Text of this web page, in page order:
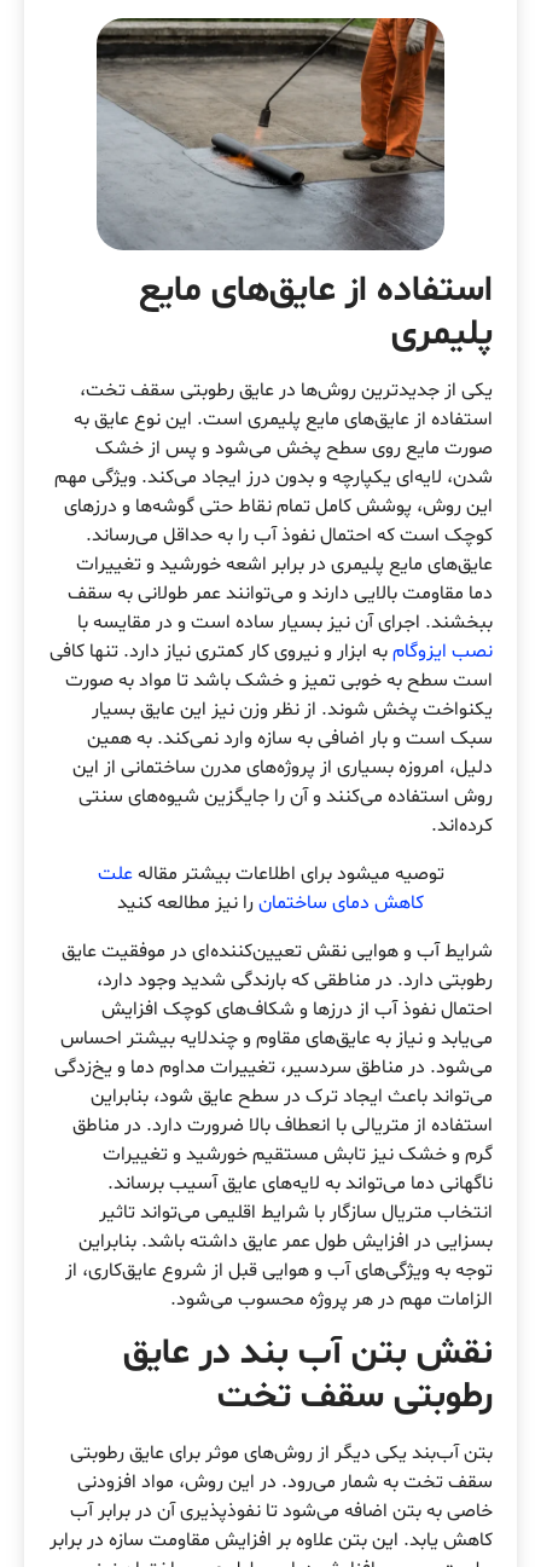
استفاده از عایق‌های مایع
پلیمری
یکی از جدیدترین روش‌ها در عایق‌ رطوبتی سقف تخت،
استفاده از عایق‌های مایع پلیمری است. این نوع عایق به
صورت مایع روی سطح پخش می‌شود و پس از خشک
شدن، لایه‌ای یکپارچه و بدون درز ایجاد می‌کند. ویژگی مهم
این روش، پوشش کامل تمام نقاط حتی گوشه‌ها و درزهای
کوچک است که احتمال نفوذ آب را به حداقل می‌رساند.
عایق‌های مایع پلیمری در برابر اشعه خورشید و تغییرات
دما مقاومت بالایی دارند و می‌توانند عمر طولانی به سقف
ببخشند. اجرای آن نیز بسیار ساده است و در مقایسه با
نصب ایزوگامبه ابزار و نیروی کار کمتری نیاز دارد. تنها کافی
است سطح به خوبی تمیز و خشک باشد تا مواد به صورت
یکنواخت پخش شوند. از نظر وزن نیز این عایق بسیار
سبک است و بار اضافی به سازه وارد نمی‌کند. به همین
دلیل، امروزه بسیاری از پروژه‌های مدرن ساختمانی از این
روش استفاده می‌کنند و آن را جایگزین شیوه‌های سنتی
کرده‌اند.
توصیه میشود برای اطلاعات بیشتر مقالهعلت
کاهش دمای ساختمانرا نیز مطالعه کنید
شرایط آب و هوایی نقش تعیین‌کننده‌ای در موفقیت عایق‌
رطوبتی دارد. در مناطقی که بارندگی شدید وجود دارد،
احتمال نفوذ آب از درزها و شکاف‌های کوچک افزایش
می‌یابد و نیاز به عایق‌های مقاوم و چندلایه بیشتر احساس
می‌شود. در مناطق سردسیر، تغییرات مداوم دما و یخ‌زدگی
می‌تواند باعث ایجاد ترک در سطح عایق شود، بنابراین
استفاده از متریالی با انعطاف بالا ضرورت دارد. در مناطق
گرم و خشک نیز تابش مستقیم خورشید و تغییرات
ناگهانی دما می‌تواند به لایه‌های عایق آسیب برساند.
انتخاب متریال سازگار با شرایط اقلیمی می‌تواند تاثیر
بسزایی در افزایش طول عمر عایق داشته باشد. بنابراین
توجه به ویژگی‌های آب و هوایی قبل از شروع عایق‌کاری، از
الزامات مهم در هر پروژه محسوب می‌شود.
نقش بتن آب‌ بند در عایق‌
رطوبتی سقف تخت
بتن آب‌بند یکی دیگر از روش‌های موثر برای عایق‌ رطوبتی
سقف تخت به شمار می‌رود. در این روش، مواد افزودنی
خاصی به بتن اضافه می‌شود تا نفوذپذیری آن در برابر آب
کاهش یابد. این بتن علاوه بر افزایش مقاومت سازه در برابر